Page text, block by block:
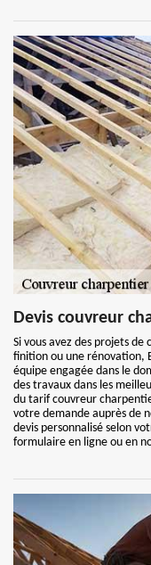
Devis couvreur
Si vous avez des projets
finition ou une rénovation,
équipe engagée dans le
des travaux dans les
du tarif couvreur
votre demande auprès de
devis personnalisé selon
formulaire en ligne ou en